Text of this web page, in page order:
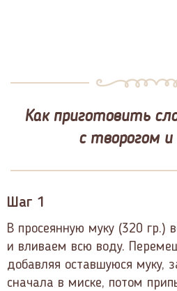
Как приготовить
с творогом и
Шаг 1
В просеянную муку (320 гр.)
и вливаем всю воду.
добавляя оставшуюся муку,
сначала в миске, потом